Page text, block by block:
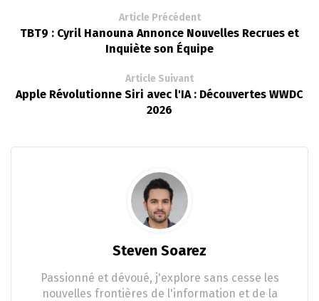
Article Précédent
TBT9 : Cyril Hanouna Annonce Nouvelles Recrues et
Inquiète son Équipe
Article Suivant
Apple Révolutionne Siri avec l'IA : Découvertes WWDC
2026
Steven Soarez
Passionné et dévoué, j'explore sans cesse les
nouvelles frontières de l'information et de la